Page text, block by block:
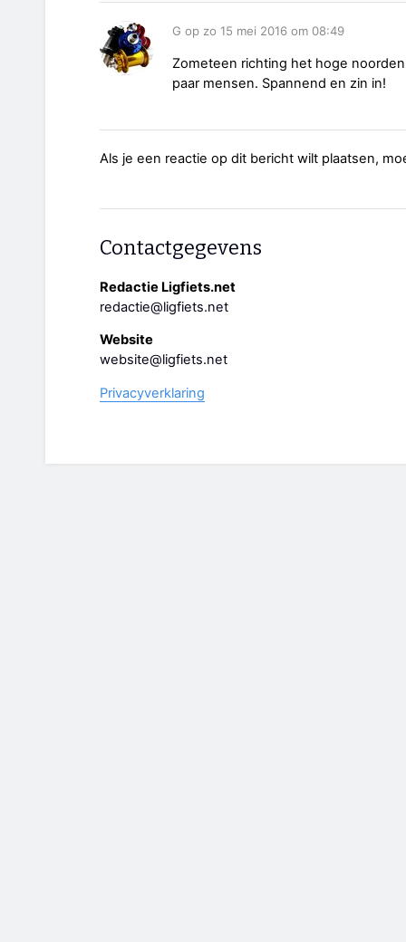
G op zo 15 mei 2016 om 08:49
Zometeen richting het hoge
paar mensen. Spannend en zin in!
Als je een reactie op dit bericht wilt plaatsen,
Contactgegevens
Redactie Ligfiets.net
redactie@ligfiets.net
Website
website@ligfiets.net
Privacyverklaring